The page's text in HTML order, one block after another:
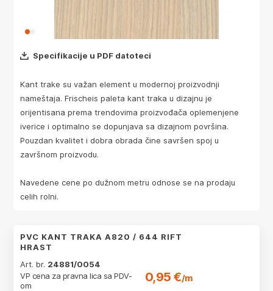
Specifikacije u PDF datoteci
Kant trake su važan element u modernoj proizvodnji
nameštaja. Frischeis paleta kant traka u dizajnu je
orijentisana prema trendovima proizvođača oplemenjene
iverice i optimalno se dopunjava sa dizajnom površina.
Pouzdan kvalitet i dobra obrada čine savršen spoj u
završnom proizvodu.
Navedene cene po dužnom metru odnose se na prodaju
celih rolni.
PVC KANT TRAKA A820 / 644 RIFT
HRAST
Art. br. 24881/0054
VP cena za pravna lica sa PDV-
om
0,95 €/m